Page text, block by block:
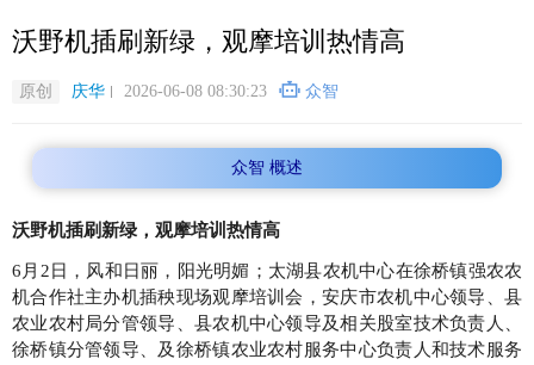
转
主
内
容
沃野机插刷新绿，观摩培训热情高
原创 庆华 2026-06-08 08:30:23 众智
众智 概述
沃野机插刷新绿，观摩培训热情高
6月2日，风和日丽，阳光明媚；太湖县农机中心在徐桥镇强农农
机合作社主办机插秧现场观摩培训会，安庆市农机中心领导、县
农业农村局分管领导、县农机中心领导及相关股室技术负责人、
徐桥镇分管领导、及徐桥镇农业农村服务中心负责人和技术服务